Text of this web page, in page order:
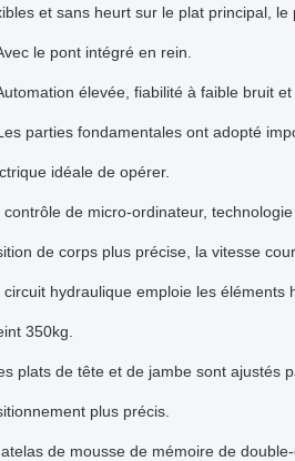
et sans heurt sur le plat principal, le
le pont intégré en rein.
élevée, fiabilité à faible bruit et
parties fondamentales ont adopté
idéale de opérer.
contrôle de micro-ordinateur,
de corps plus précise, la vitesse
circuit hydraulique emploie les
350kg.
plats de tête et de jambe sont ajustés
plus précis.
de mousse de mémoire de